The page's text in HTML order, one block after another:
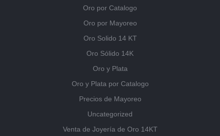
Oro por Catalogo
Oro por Mayoreo
Oro Solido 14 KT
Oro Sólido 14K
Oro y Plata
Oro y Plata por Catalogo
Precios de Mayoreo
Uncategorized
Venta de Joyería de Oro 14KT